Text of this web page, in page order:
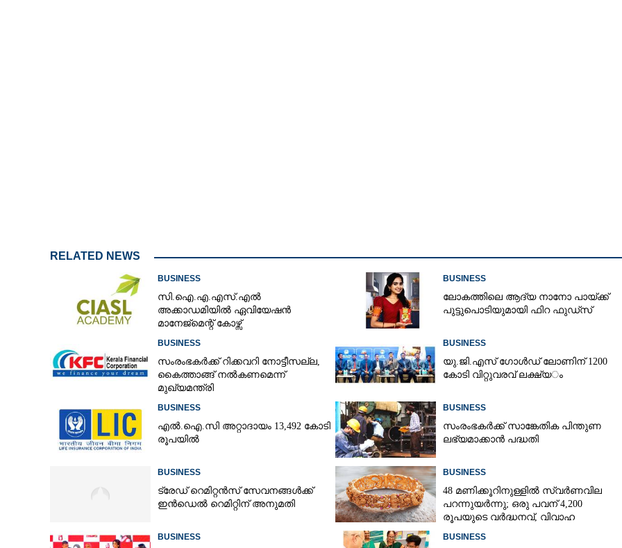
RELATED NEWS
BUSINESS
സി.ഐ.എ.എസ്.എൽ
അക്കാഡമിയിൽ ഏവിയേഷൻ
മാനേജ്മെന്റ് കോഴ്സ്
BUSINESS
ലോകത്തിലെ ആദ്യ നാനോ പായ്ക്ക്
പുട്ടുപൊടിയുമായി ഫിറ ഫുഡ്‌സ്
BUSINESS
സംരംഭകർക്ക് റിക്കവറി നോട്ടീസല്ല,
കൈത്താങ്ങ് നൽകണമെന്ന്
മുഖ്യമന്ത്രി
BUSINESS
യു.​ജി.​എ​സ് ​ഗോ​ൾ​ഡ് ​ലോണിന് 1200​ ​
കോ​ടി​ ​വി​റ്റു​വ​ര​വ് ​ല​ക്ഷ്യ​ം
BUSINESS
എൽ.ഐ.സി അറ്റാദായം 13,492 കോടി
രൂപയിൽ
BUSINESS
സംരംഭകർക്ക് സാങ്കേതിക പിന്തുണ
ലഭ്യമാക്കാൻ പദ്ധതി
BUSINESS
ട്രേഡ് റെമിറ്റൻസ് സേവനങ്ങൾക്ക്
ഇൻഡെൽ റെമിറ്റിന് അനുമതി
BUSINESS
48 മണിക്കൂറിനുള്ളിൽ സ്വർണവില
പറന്നുയർന്നു; ഒരു പവന് 4,200
രൂപയുടെ വർദ്ധനവ്, വിവാഹ
BUSINESS BUSINESS